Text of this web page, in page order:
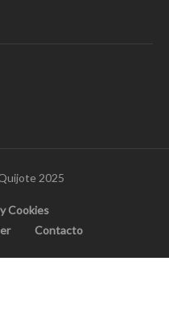
2025
Cookies
Contacto